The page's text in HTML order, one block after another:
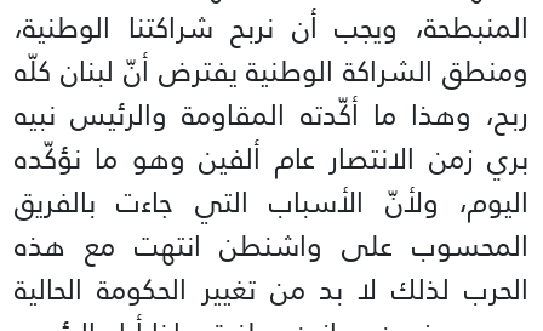
المنبطحة، ويجب أن نربح شراكتنا الوطنية،
ومنطق الشراكة الوطنية يفترض أنّ لبنان كلّه
ربح، وهذا ما أكّدته المقاومة والرئيس نبيه
بري زمن الانتصار عام ألفين وهو ما نؤكّده
اليوم، ولأنّ الأسباب التي جاءت بالفريق
المحسوب على واشنطن انتهت مع هذه
الحرب لذلك لا بد من تغيير الحكومة الحالية